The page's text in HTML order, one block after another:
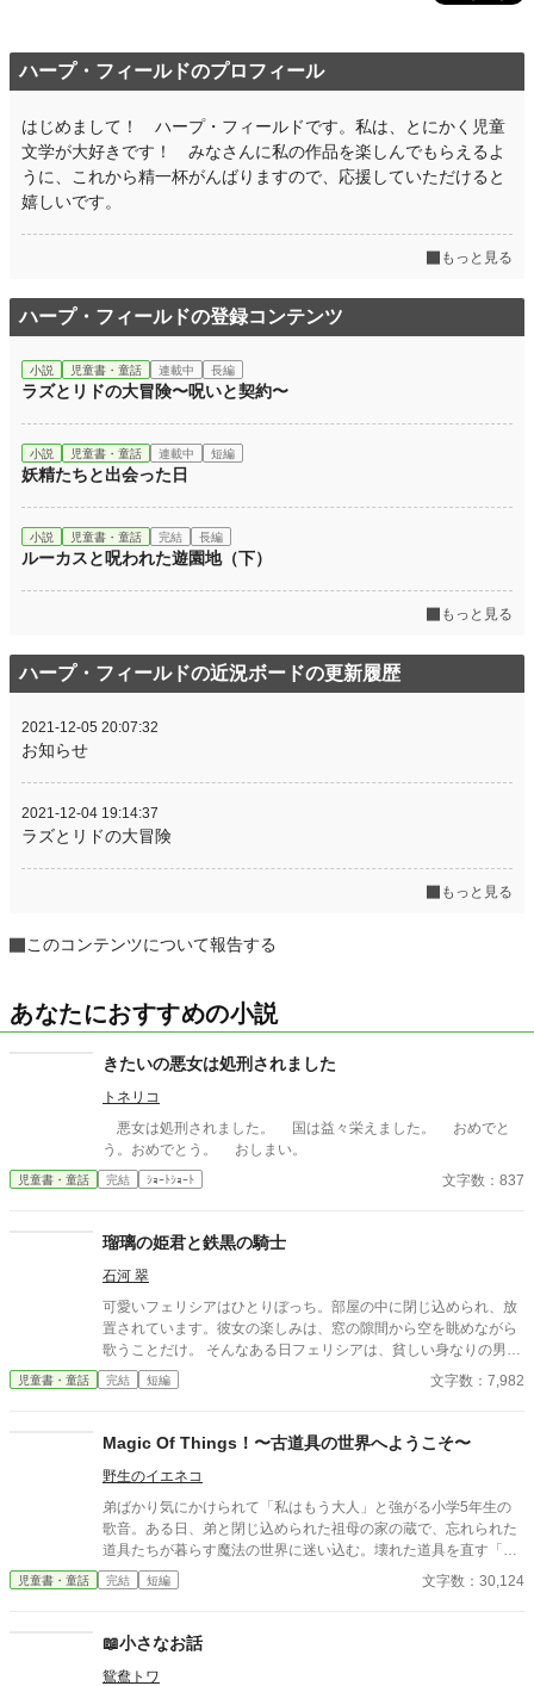
ハープ・フィールドのプロフィール
はじめまして！ ハープ・フィールドです。私は、とにかく児童
文学が大好きです！ みなさんに私の作品を楽しんでもらえるよ
うに、これから精一杯がんばりますので、応援していただけると
嬉しいです。
もっと見る
ハープ・フィールドの登録コンテンツ
小説 児童書・童話 連載中 長編
ラズとリドの大冒険〜呪いと契約〜
小説 児童書・童話 連載中 短編
妖精たちと出会った日
小説 児童書・童話 完結 長編
ルーカスと呪われた遊園地（下）
もっと見る
ハープ・フィールドの近況ボードの更新履歴
2021-12-05 20:07:32
お知らせ
2021-12-04 19:14:37
ラズとリドの大冒険
もっと見る
このコンテンツについて報告する
あなたにおすすめの小説
きたいの悪女は処刑されました
トネリコ
悪女は処刑されました。 国は益々栄えました。 おめでと
う。おめでとう。 おしまい。
児童書・童話 完結 ｼｮｰﾄｼｮｰﾄ 文字数：837
瑠璃の姫君と鉄黒の騎士
石河 翠
可愛いフェリシアはひとりぼっち。部屋の中に閉じ込められ、放
置されています。彼女の楽しみは、窓の隙間から空を眺めながら
歌うことだけ。 そんなある日フェリシアは、貧しい身なりの男の
子にさらわれてしまいました。彼は本来自分が受け取るべきだっ
た幸せを、フェリシアが台無しにしたのだと責め立てます。 突然
んだあげく、彼女は一本の羽を渡すことに決めました。 大好きな
友達に似た男の子に笑ってほしい、ただその一心で。けれどそれ
は、彼女の命を削る行為で……。 記憶を失くしたヒロインと、幸
せになりたいヒーローの物語。ハッピーエンドです。 この作品
は、他サイトにも投稿しております。 表紙絵は写真ACよりチョ
コラテさまの作品(写真ID:249286)をお借りしています。
児童書・童話 完結 短編 文字数：7,982
Magic Of Things！〜古道具の世界へようこそ〜
野生のイエネコ
弟ばかり気にかけられて「私はもう大人」と強がる小学5年生の
歌音。ある日、弟と閉じ込められた祖母の家の蔵で、忘れられた
道具たちが暮らす魔法の世界に迷い込む。壊れた道具を直す「道
具のお医者さん」をしていた祖父の後継として、金継ぎや活版印
刷など昔の技を学びながら奮闘するうち、姉弟の間にすれ違って
児童書・童話 完結 短編 文字数：30,124
📖小さなお話
鴛鴦トワ